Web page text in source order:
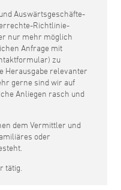
Auswärtsgeschäfte-
Richtlinie-
nur mehr möglich
Anfrage mit
zu
Herausgabe relevanter
gerne sind wir auf
Anliegen rasch und
dem Vermittler und
oder
tätig.